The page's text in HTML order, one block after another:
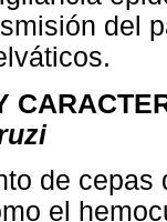
del
de cepas
el